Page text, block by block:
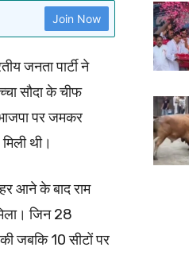
Join Now
जनता पार्टी ने
सौदा के चीफ
पर जमकर
थी।
आने के बाद राम
जिन 28
की जबकि 10 सीटों पर